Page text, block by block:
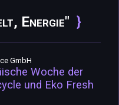
Energie"
GmbH
Woche der
und Eko Fresh